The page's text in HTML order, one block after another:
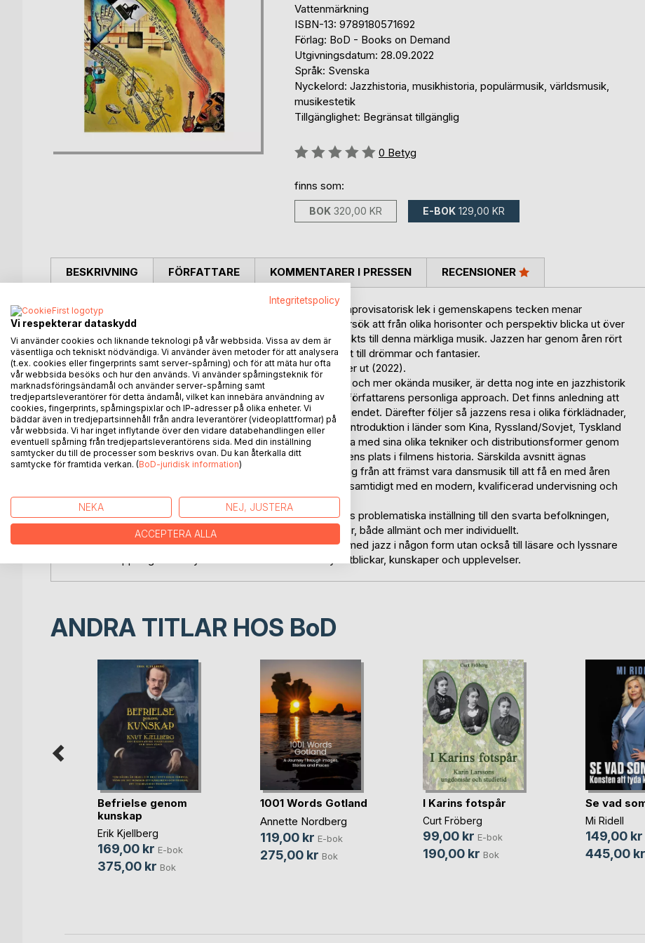
Vattenmärkning
ISBN-13: 9789180571692
Förlag: BoD - Books on Demand
Utgivningsdatum: 28.09.2022
Språk: Svenska
Nyckelord: Jazzhistoria, musikhistoria, populärmusik, världsmusik,
musikestetik
Tillgänglighet: Begränsat tillgänglig
Betyg::
0 Betyg
finns som:
BOK 320,00 KR E-BOK 129,00 KR
BESKRIVNING
Jazz och fotboll? Vad är det för skillnad, egentligen? En improvisatorisk lek i gemenskapens tecken menar
professor Erik Kjellberg, som har skrivit denna bok i ett försök att från olika horisonter och perspektiv blicka ut över
världen, att referera och diskutera vad som tyckts ock tänkts till denna märkliga musik. Jazzen har genom åren rört
upp så många sinnen, för eller emot, och den har inspirerat till drömmar och fantasier.
Jazzen har fyllt 100 år, lite drygt, när den här boken kommer ut (2022).
Även om det på vissa sidor vimlar av namn både på kända och mer okända musiker, är detta nog inte en jazzhistorik
av det vanliga slaget – i långa avsnitt är det mer fråga om författarens personliga approach. Det finns anledning att
reflektera över den långa förhistorien med början i slavväsendet. Därefter följer så jazzens resa i olika förklädnader,
olika stilar och skiftande gestalter fram till idag. Musikens introduktion i länder som Kina, Ryssland/Sovjet, Tyskland
och Frankrike behandlas i särskilda kapitel, och massmedia med sina olika tekniker och distributionsformer genom
åren är naturligtvis viktiga. Här ges också glimtar från jazzens plats i filmens historia. Särskilda avsnitt ägnas
kvinnornas med åren alltmer framträdande roll. Jazzens väg från att främst vara dansmusik till att få en med åren
alltmer internationellt respekterad plats i konsertlivet sker samtidigt med en modern, kvalificerad undervisning och
dokumentation i många länder.
Ett genomgående tema är det nordamerikanska samhällets problematiska inställning till den svarta befolkningen,
något som gång på gång exemplifieras på så många nivåer, både allmänt och mer individuellt.
Boken vänder sig inte bara till dem som redan är bekanta med jazz i någon form utan också till läsare och lyssnare
som förhoppningsvis är nyfikna och kanske vill söka nya utblickar, kunskaper och upplevelser.
FÖRFATTARE KOMMENTARER I PRESSEN RECENSIONER
ANDRA TITLAR HOS BoD
Befrielse genom
kunskap
Erik Kjellberg
169,00 kr E-bok
375,00 kr Bok
1001 Words Gotland
Annette Nordberg
119,00 kr E-bok
275,00 kr Bok
I Karins fotspår
Curt Fröberg
99,00 kr E-bok
190,00 kr Bok
Se vad
Mi Ridell
149,00 kr
445,00 kr
Integritetspolicy
Vi respekterar dataskydd
Vi använder cookies och liknande teknologi på vår webbsida. Vissa av dem är
väsentliga och tekniskt nödvändiga. Vi använder även metoder för att analysera
(t.ex. cookies eller fingerprints samt server-spårning) och för att mäta hur ofta
vår webbsida besöks och hur den används. Vi använder spårningsteknik för
marknadsföringsändamål och använder server-spårning samt
tredjepartsleverantörer för detta ändamål, vilket kan innebära användning av
cookies, fingerprints, spårningspixlar och IP-adresser på olika enheter. Vi
bäddar även in tredjepartsinnehåll från andra leverantörer (videoplattformar) på
vår webbsida. Vi har inget inflytande över den vidare databehandlingen eller
eventuell spårning från tredjepartsleverantörens sida. Med din inställning
samtycker du till de processer som beskrivs ovan. Du kan återkalla ditt
samtycke för framtida verkan. (BoD-juridisk information)
NEKA NEJ, JUSTERA
ACCEPTERA ALLA